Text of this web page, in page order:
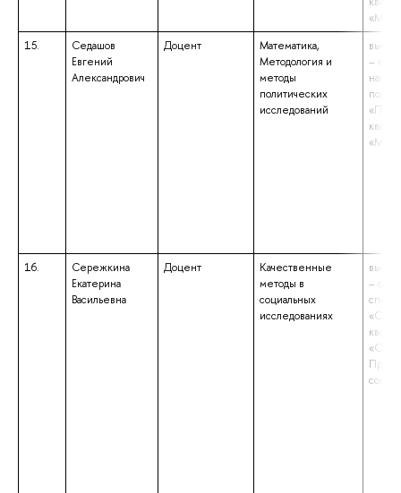
15.
Седашов
Евгений
Александрович
Доцент
Математика,
Методология и
методы
политических
исследований
–
16.
Сережкина
Екатерина
Васильевна
Доцент
Качественные
методы в
социальных
исследованиях
–